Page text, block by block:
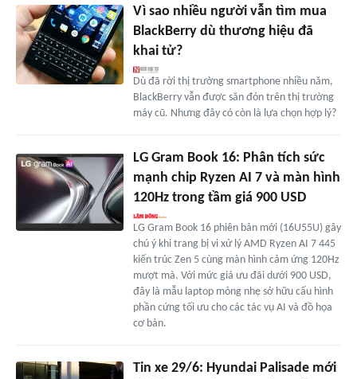
Vì sao nhiều người vẫn tìm mua
BlackBerry dù thương hiệu đã
khai tử?
Dù đã rời thị trường smartphone nhiều năm,
BlackBerry vẫn được săn đón trên thị trường
máy cũ. Nhưng đây có còn là lựa chọn hợp lý?
LG Gram Book 16: Phân tích sức
mạnh chip Ryzen AI 7 và màn hình
120Hz trong tầm giá 900 USD
LG Gram Book 16 phiên bản mới (16U55U) gây
chú ý khi trang bị vi xử lý AMD Ryzen AI 7 445
kiến trúc Zen 5 cùng màn hình cảm ứng 120Hz
mượt mà. Với mức giá ưu đãi dưới 900 USD,
đây là mẫu laptop mỏng nhẹ sở hữu cấu hình
phần cứng tối ưu cho các tác vụ AI và đồ họa
cơ bản.
Tin xe 29/6: Hyundai Palisade mới